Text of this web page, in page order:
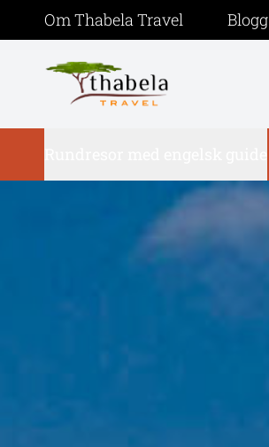
Om Thabela Travel Blogg